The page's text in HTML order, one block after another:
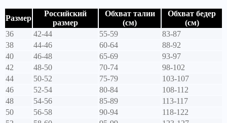
Размер
Российский
размер
Обхват талии
(см)
Обхват бедер
(см)
36
42-44 55-59
83-87
38
44-46 60-64
88-92
40
46-48 65-69
93-97
42
48-50 70-74
98-102
44
50-52 75-79
103-107
46
52-54 80-84
108-112
48
54-56 85-89
113-117
50
56-58 90-94
118-122